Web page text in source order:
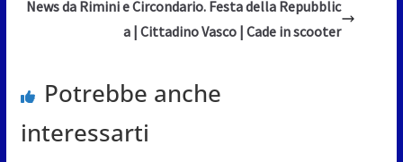
News da Rimini e Circondario. Festa della Repubblic
a | Cittadino Vasco | Cade in scooter
Potrebbe anche
interessarti